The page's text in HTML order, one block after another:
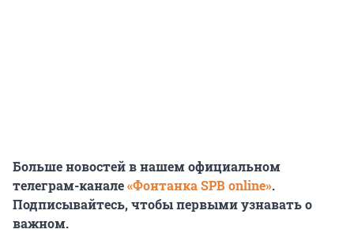
Больше новостей в нашем официальном
телеграм-канале«Фонтанка SPB online».
Подписывайтесь, чтобы первыми узнавать о
важном.